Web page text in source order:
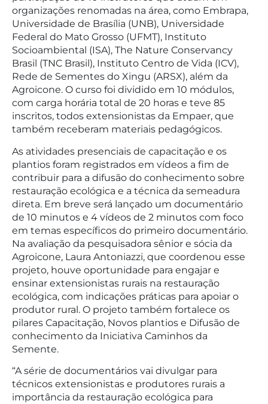
organizações renomadas na área, como Embrapa,
Universidade de Brasília (UNB), Universidade
Federal do Mato Grosso (UFMT), Instituto
Socioambiental (ISA), The Nature Conservancy
Brasil (TNC Brasil), Instituto Centro de Vida (ICV),
Rede de Sementes do Xingu (ARSX), além da
Agroicone. O curso foi dividido em 10 módulos,
com carga horária total de 20 horas e teve 85
inscritos, todos extensionistas da Empaer, que
também receberam materiais pedagógicos.
As atividades presenciais de capacitação e os
plantios foram registrados em vídeos a fim de
contribuir para a difusão do conhecimento sobre
restauração ecológica e a técnica da semeadura
direta. Em breve será lançado um documentário
de 10 minutos e 4 vídeos de 2 minutos com foco
em temas específicos do primeiro documentário.
Na avaliação da pesquisadora sênior e sócia da
Agroicone, Laura Antoniazzi, que coordenou esse
projeto, houve oportunidade para engajar e
ensinar extensionistas rurais na restauração
ecológica, com indicações práticas para apoiar o
produtor rural. O projeto também fortalece os
pilares Capacitação, Novos plantios e Difusão de
conhecimento da Iniciativa Caminhos da
Semente.
“A série de documentários vai divulgar para
técnicos extensionistas e produtores rurais a
importância da restauração ecológica para